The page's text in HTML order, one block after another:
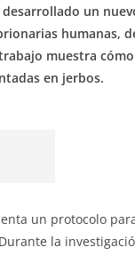
un
humanas,
muestra
en jerbos.
un protocolo
la